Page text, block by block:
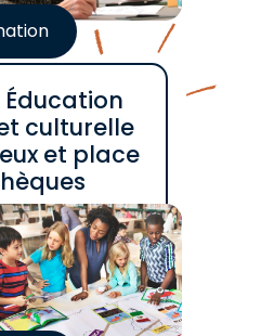
culturelle
et place